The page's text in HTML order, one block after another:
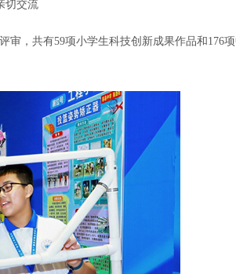
切交流
，共有59项小学生科技创新成果作品和176